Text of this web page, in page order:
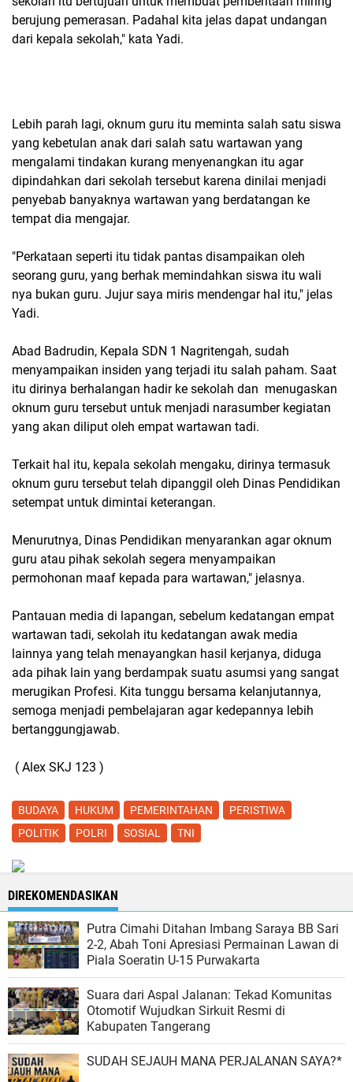
berujung pemerasan. Padahal kita jelas dapat undangan
dari kepala sekolah," kata Yadi.
Lebih parah lagi, oknum guru itu meminta salah satu siswa
yang kebetulan anak dari salah satu wartawan yang
mengalami tindakan kurang menyenangkan itu agar
dipindahkan dari sekolah tersebut karena dinilai menjadi
penyebab banyaknya wartawan yang berdatangan ke
tempat dia mengajar.
"Perkataan seperti itu tidak pantas disampaikan oleh
seorang guru, yang berhak memindahkan siswa itu wali
nya bukan guru. Jujur saya miris mendengar hal itu," jelas
Yadi.
Abad Badrudin, Kepala SDN 1 Nagritengah, sudah
menyampaikan insiden yang terjadi itu salah paham. Saat
itu dirinya berhalangan hadir ke sekolah dan menugaskan
oknum guru tersebut untuk menjadi narasumber kegiatan
yang akan diliput oleh empat wartawan tadi.
Terkait hal itu, kepala sekolah mengaku, dirinya termasuk
oknum guru tersebut telah dipanggil oleh Dinas Pendidikan
setempat untuk dimintai keterangan.
Menurutnya, Dinas Pendidikan menyarankan agar oknum
guru atau pihak sekolah segera menyampaikan
permohonan maaf kepada para wartawan," jelasnya.
Pantauan media di lapangan, sebelum kedatangan empat
wartawan tadi, sekolah itu kedatangan awak media
lainnya yang telah menayangkan hasil kerjanya, diduga
ada pihak lain yang berdampak suatu asumsi yang sangat
merugikan Profesi. Kita tunggu bersama kelanjutannya,
semoga menjadi pembelajaran agar kedepannya lebih
bertanggungjawab.
( Alex SKJ 123 )
BUDAYA HUKUM PEMERINTAHAN
PERISTIWA
POLITIK
POLRI SOSIAL TNI
DIREKOMENDASIKAN
Putra Cimahi Ditahan Imbang Saraya BB Sari
2-2, Abah Toni Apresiasi Permainan Lawan di
Piala Soeratin U-15 Purwakarta
Suara dari Aspal Jalanan: Tekad Komunitas
Otomotif Wujudkan Sirkuit Resmi di
Kabupaten Tangerang
SUDAH SEJAUH MANA PERJALANAN SAYA?*